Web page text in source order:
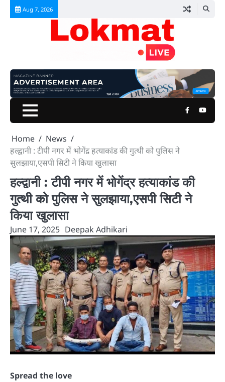
Skip
Aug 7, 2026
Facebook
Home
News
हल्द्वानी : टीपी नगर में भोगेंद्र हत्याकांड की गुत्थी को पुलिस ने
सुलझाया,एसपी सिटी ने किया खुलासा
हल्द्वानी : टीपी नगर में भोगेंद्र हत्याकांड की
गुत्थी को पुलिस ने सुलझाया,एसपी सिटी ने
किया खुलासा
June 17, 2025 Deepak Adhikari
Spread the love